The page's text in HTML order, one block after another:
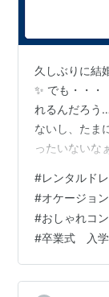
久しぶりに結
✨ でも・・・
れるんだろう
ないし、たま
ったいないな
イトがあって
スサイト5社
選んだサイト
っているママ
ドレスは「買
向け】人気レ
#レンタルド
#オケージョ
#おしゃれコ
#卒業式 入